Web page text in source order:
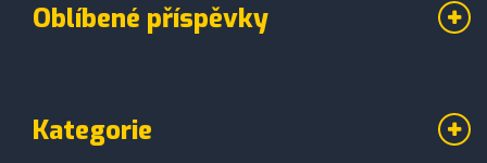
vědět, jak může baňkování zlepšit vaše zdraví,
Oblíbené příspěvky
Kategorie